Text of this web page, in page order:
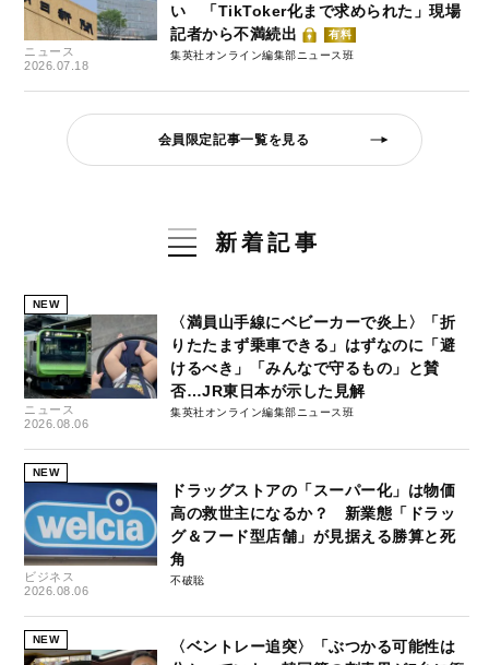
ニュース
2026.07.18
い 「TikToker化まで求められた」現場
記者から不満続出
有料
集英社オンライン編集部ニュース班
会員限定記事一覧を見る
新着記事
NEW
ニュース
2026.08.06
〈満員山手線にベビーカーで炎上〉「折
りたたまず乗車できる」はずなのに「避
けるべき」「みんなで守るもの」と賛
否…JR東日本が示した見解
集英社オンライン編集部ニュース班
NEW
ビジネス
2026.08.06
ドラッグストアの「スーパー化」は物価
高の救世主になるか？ 新業態「ドラッ
グ＆フード型店舗」が見据える勝算と死
角
不破聡
NEW
〈ベントレー追突〉「ぶつかる可能性は